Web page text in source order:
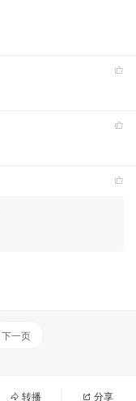
下一页
转播 分享